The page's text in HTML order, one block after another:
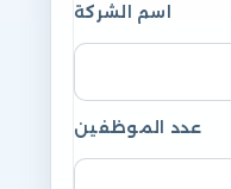
اسم الشركة
عدد الموظفين